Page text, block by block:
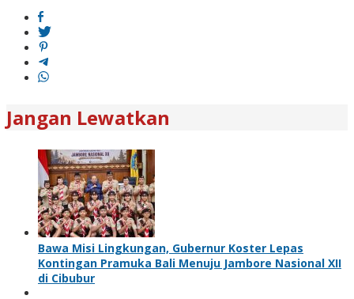
Jangan Lewatkan
Bawa Misi Lingkungan, Gubernur Koster Lepas
Kontingan Pramuka Bali Menuju Jambore Nasional XII
di Cibubur